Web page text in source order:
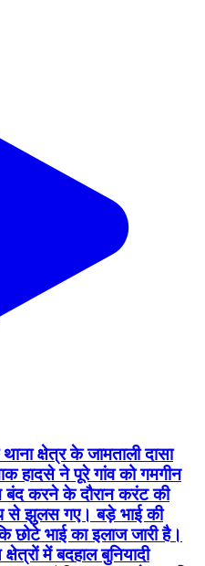
क्षेत्र के जामताली दासा
हादसे ने पूरे गांव को गमगीन
बंद करने के दौरान करंट की
से झुलस गए। बड़े भाई की
छोटे भाई का इलाज जारी है।
में बदहाल बुनियादी